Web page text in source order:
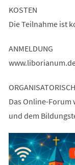
KOSTEN
Die Teilnahme ist
ANMELDUNG
Das Online-Forum
und dem